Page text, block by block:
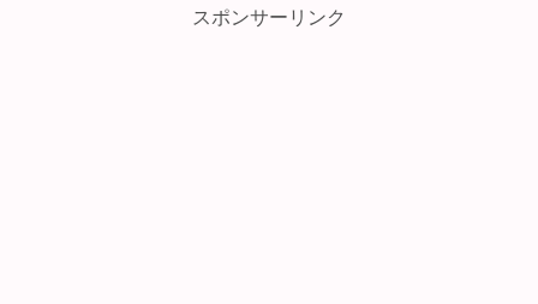
スポンサーリンク